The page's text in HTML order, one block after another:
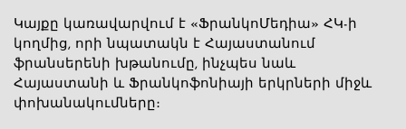
Կայքը կառավարվում է «ՖրանկոՄեդիա» ՀԿ-ի
կողմից, որի նպատակն է Հայաստանում
ֆրանսերենի խթանումը, ինչպես նաև
Հայաստանի և Ֆրանկոֆոնիայի երկրների միջև
փոխանակումները։